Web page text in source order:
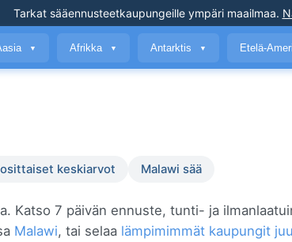
Tarkat sääennusteetkaupungeille ympäri maailmaa.
▼ Afrikka ▼ Antarktis ▼ Etelä-
keskiarvot Malawi sää
Katso 7 päivän ennuste, tunti- ja
Malawi, tai selaa lämpimimmät kaupungit